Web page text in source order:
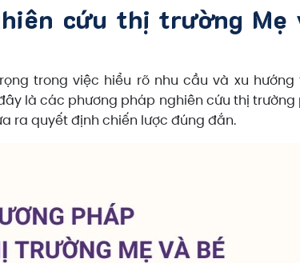
cứu thị trường Mẹ
trong việc hiểu rõ nhu cầu và xu hướng
là các phương pháp nghiên cứu thị trường
ra quyết định chiến lược đúng đắn.